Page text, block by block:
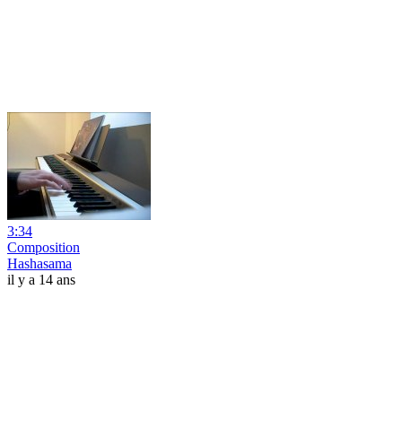
3:34
Composition
Hashasama
il y a 14 ans